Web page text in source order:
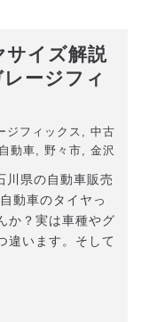
サイズ解説
ージフィ
ジフィックス , 中古
動車, 野々市, 金沢
川県の自動車販売
動車のタイヤっ
か？実は車種やグ
違います。そして